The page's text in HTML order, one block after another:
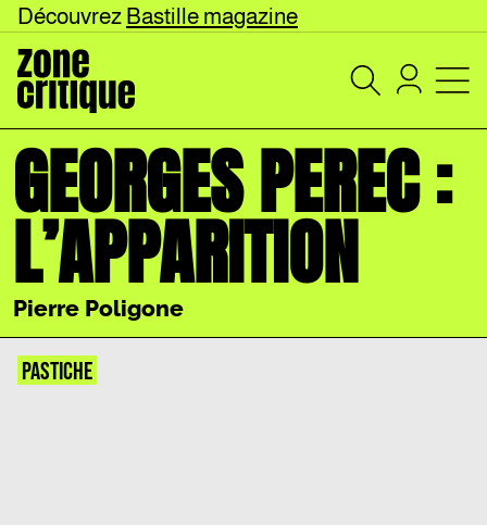
Découvrez Bastille magazine
GEORGES PEREC :
L’APPARITION
Pierre Poligone
PASTICHE